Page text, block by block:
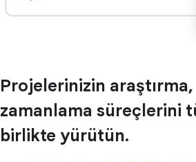
Projelerinizin
zamanlama süreçlerini
birlikte yürütün.